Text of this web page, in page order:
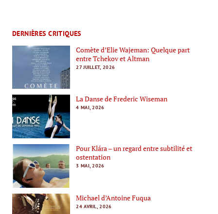
DERNIÈRES CRITIQUES
Comète d’Elie Wajeman: Quelque part
entre Tchekov et Altman
27 JUILLET, 2026
La Danse de Frederic Wiseman
4 MAI, 2026
Pour Klára – un regard entre subtilité et
ostentation
3 MAI, 2026
Michael d’Antoine Fuqua
24 AVRIL, 2026